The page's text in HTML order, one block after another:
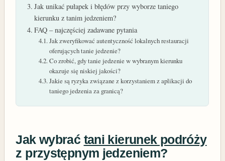
Jak unikać pułapek i błędów przy wyborze taniego
kierunku z tanim jedzeniem?
FAQ – najczęściej zadawane pytania
Jak zweryfikować autentyczność lokalnych restauracji
oferujących tanie jedzenie?
Co zrobić, gdy tanie jedzenie w wybranym kierunku
okazuje się niskiej jakości?
Jakie są ryzyka związane z korzystaniem z aplikacji do
taniego jedzenia za granicą?
Jak wybrać tani kierunek podróży
z przystępnym jedzeniem?